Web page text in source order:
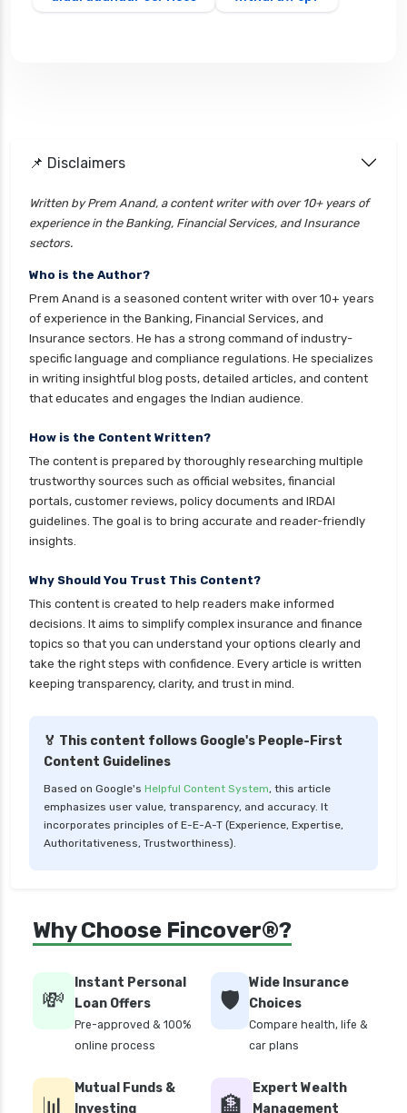
📌 Disclaimers
Written by Prem Anand, a content writer with over 10+ years of
experience in the Banking, Financial Services, and Insurance
sectors.
Who is the Author?
Prem Anand is a seasoned content writer with over 10+ years
of experience in the Banking, Financial Services, and
Insurance sectors. He has a strong command of industry-
specific language and compliance regulations. He specializes
in writing insightful blog posts, detailed articles, and content
that educates and engages the Indian audience.
How is the Content Written?
The content is prepared by thoroughly researching multiple
trustworthy sources such as official websites, financial
portals, customer reviews, policy documents and IRDAI
guidelines. The goal is to bring accurate and reader-friendly
insights.
Why Should You Trust This Content?
This content is created to help readers make informed
decisions. It aims to simplify complex insurance and finance
topics so that you can understand your options clearly and
take the right steps with confidence. Every article is written
keeping transparency, clarity, and trust in mind.
🏅 This content follows Google's People-First
Content Guidelines
Based on Google's Helpful Content System, this article
emphasizes user value, transparency, and accuracy. It
incorporates principles of E-E-A-T (Experience, Expertise,
Authoritativeness, Trustworthiness).
Why Choose Fincover®?
💸
Instant Personal
Loan Offers
Pre-approved & 100%
online process
🛡️
Wide Insurance
Choices
Compare health, life &
car plans
📊
Mutual Funds &
Investing
🏦
Expert Wealth
Management